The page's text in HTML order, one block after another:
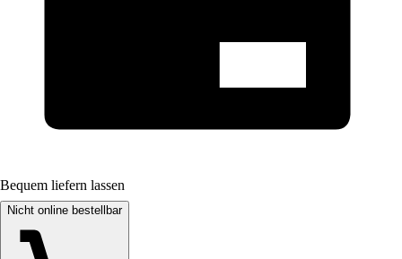
Bequem liefern lassen
Nicht online bestellbar